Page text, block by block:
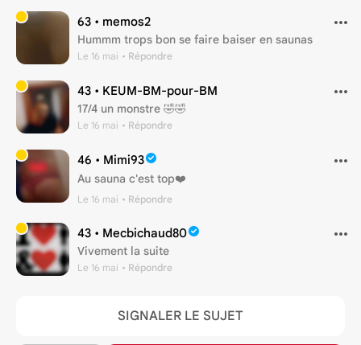
63 • memos2
Hummm trops bon se faire baiser en saunas
Le 16 mai • Répondre
43 • KEUM-BM-pour-BM
17/4 un monstre 🤣🤣
Le 16 mai • Répondre
46 • Mimi93
Au sauna c'est top❤️
Le 16 mai • Répondre
43 • Mecbichaud80
Vivement la suite
Le 16 mai • Répondre
SIGNALER LE SUJET